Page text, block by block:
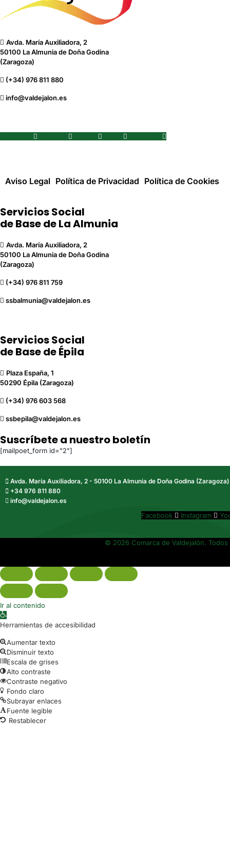
Avda. María Auxiliadora, 2
50100 La Almunia de Doña Godina
(Zaragoza)
(+34) 976 811 880
info@valdejalon.es
Aviso Legal Política de Privacidad Política de Cookies
Servicios Social
de Base de La Almunia
Avda. María Auxiliadora, 2
50100 La Almunia de Doña Godina
(Zaragoza)
(+34) 976 811 759
ssbalmunia@valdejalon.es
Servicios Social
de Base de Épila
Plaza España, 1
50290 Épila (Zaragoza)
(+34) 976 603 568
ssbepila@valdejalon.es
Suscríbete a nuestro boletín
[mailpoet_form id="2"]
Avda. María Auxiliadora, 2 - 50100 La Almunia de Doña Godina (Zaragoza)
+34 976 811 880
info@valdejalon.es
Facebook Instagram
© 2026 Comarca de Valdejalón.
Ir al contenido
Abrir barra de herramientas
Herramientas de accesibilidad
Aumentar texto
Disminuir texto
Escala de grises
Alto contraste
Contraste negativo
Fondo claro
Subrayar enlaces
Fuente legible
Restablecer